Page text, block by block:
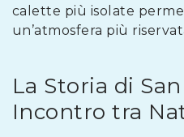
calette più isolate
un’atmosfera più
La Storia di
Incontro tra